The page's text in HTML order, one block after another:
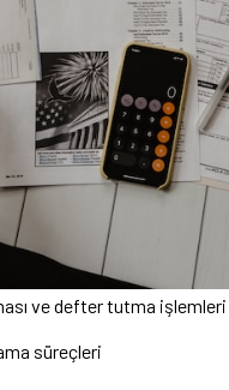
ve defter tutma işlemleri
süreçleri